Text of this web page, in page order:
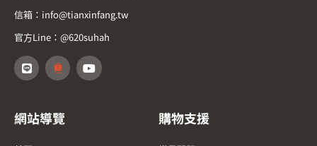
信箱：info@tianxinfang.tw
官方Line：@620suhah
網站導覽 購物支援